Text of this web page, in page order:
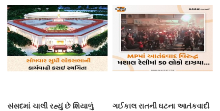
સંસદમાં ચાલી રહ્યું છે શિયાળું
ગઈકાલ રાતની ઘટના આતંકવાદી